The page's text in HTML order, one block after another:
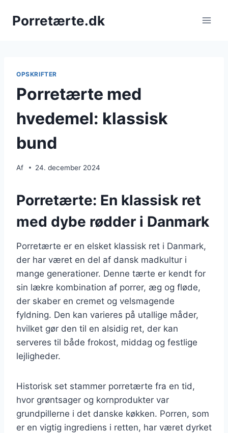
Porretærte.dk
OPSKRIFTER
Porretærte med
hvedemel: klassisk
bund
Af 24. december 2024
Porretærte: En klassisk ret
med dybe rødder i Danmark
Porretærte er en elsket klassisk ret i Danmark,
der har været en del af dansk madkultur i
mange generationer. Denne tærte er kendt for
sin lækre kombination af porrer, æg og fløde,
der skaber en cremet og velsmagende
fyldning. Den kan varieres på utallige måder,
hvilket gør den til en alsidig ret, der kan
serveres til både frokost, middag og festlige
lejligheder.
Historisk set stammer porretærte fra en tid,
hvor grøntsager og kornprodukter var
grundpillerne i det danske køkken. Porren, som
er en vigtig ingrediens i retten, har været dyrket